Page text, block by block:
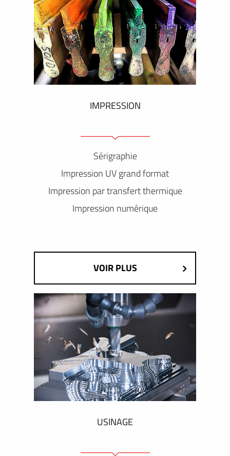
IMPRESSION
Sérigraphie
Impression UV grand format
Impression par transfert thermique
Impression numérique
VOIR PLUS
USINAGE